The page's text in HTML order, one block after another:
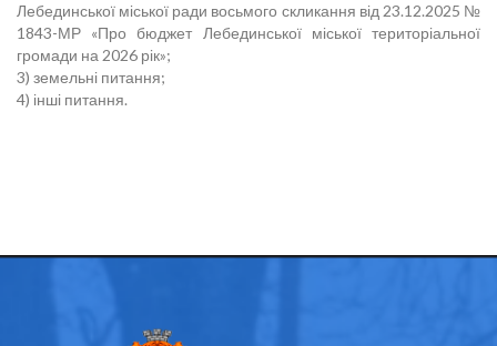
Лебединської міської ради восьмого скликання від 23.12.2025 №
1843-МР «Про бюджет Лебединської міської територіальної
громади на 2026 рік»;
3) земельні питання;
4) інші питання.